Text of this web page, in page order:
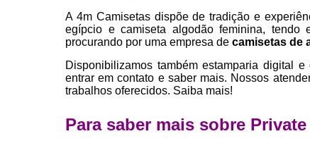
A 4m Camisetas dispõe de tradição e
egípcio e camiseta algodão feminina,
procurando por uma empresa de camisetas de
Disponibilizamos também estamparia digital
entrar em contato e saber mais. Nossos
trabalhos oferecidos. Saiba mais!
Para saber mais sobre